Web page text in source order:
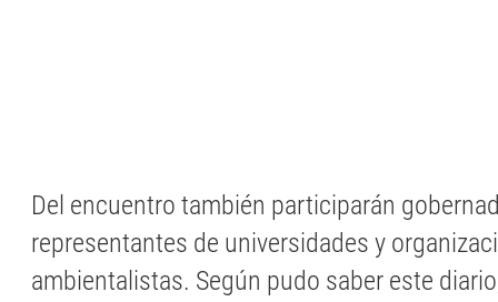
Del encuentro también participarán
representantes de universidades y
ambientalistas. Según pudo saber este